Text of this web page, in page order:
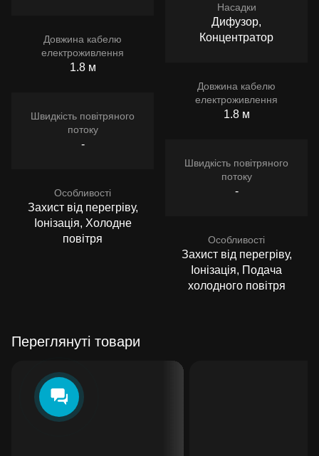
Довжина кабелю
електроживлення
1.8 м
Швидкість повітряного
потоку
-
Особливості
Захист від перегріву,
Іонізація, Холодне
повітря
Насадки
Дифузор,
Концентратор
Довжина кабелю
електроживлення
1.8 м
Швидкість повітряного
потоку
-
Особливості
Захист від перегріву,
Іонізація, Подача
холодного повітря
Переглянуті товари